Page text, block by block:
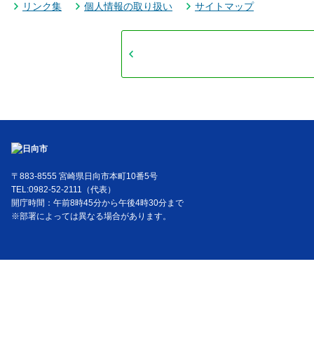
リンク集 個人情報の取り扱い サイトマップ
〒883-8555 宮崎県日向市本町10番5号
TEL:0982-52-2111（代表）
開庁時間：午前8時45分から午後4時30分まで
※部署によっては異なる場合があります。